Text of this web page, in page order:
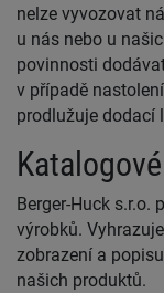
nelze vyvozovat
u nás nebo u
povinnosti
v případě
prodlužuje dodací
Berger-Huck s.r.o.
výrobků.
zobrazení a
našich produktů.